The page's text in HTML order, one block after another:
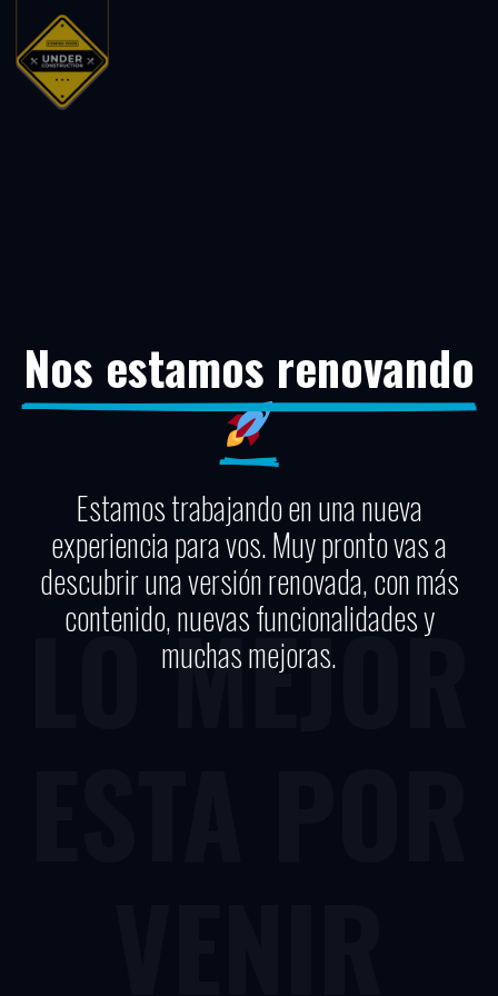
Nos estamos renovando
Estamos trabajando en una nueva
experiencia para vos. Muy pronto vas a
descubrir una versión renovada, con más
contenido, nuevas funcionalidades y
muchas mejoras.
LO MEJOR